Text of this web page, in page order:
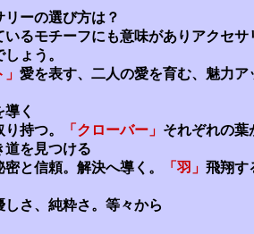
リーの選び方は？
いるモチーフにも意味がありアクセ
ょう。
愛を表す、二人の愛を育む、魅力ア
く
り持つ。
「クローバー」 それぞれの葉
道を見つける
密と信頼。解決へ導く。 「羽」 飛翔す
しさ、純粋さ。等々から